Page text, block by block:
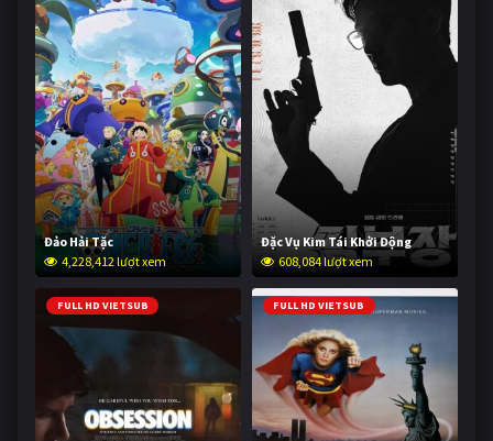
Đảo Hải Tặc
4,228,412 lượt xem
Đặc Vụ Kim Tái Khởi Động
608,084 lượt xem
FULL HD VIETSUB FULL HD VIETSUB